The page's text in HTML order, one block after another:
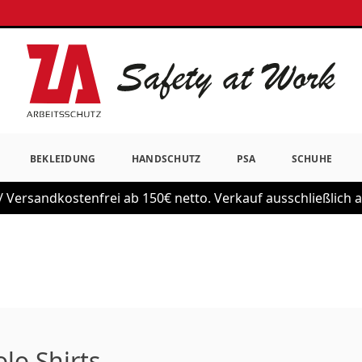
BEKLEIDUNG HANDSCHUTZ PSA SCHUHE
Versandkostenfrei ab 150€ netto. Verkauf ausschließlich